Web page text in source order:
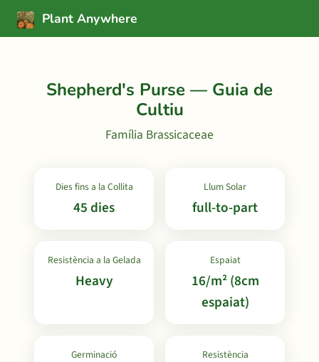
Plant Anywhere
Shepherd's Purse — Guia de
Cultiu
Família Brassicaceae
Dies fins a la Collita
45 dies
Llum Solar
full-to-part
Resistència a la Gelada
Heavy
Espaiat
16/m² (8cm
espaiat)
Germinació Resistència